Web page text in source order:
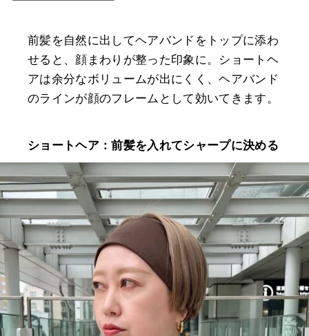
前髪を自然に出してヘアバンドをトップに添わ
せると、顔まわりが整った印象に。ショートヘ
アは余分なボリュームが出にくく、ヘアバンド
のラインが顔のフレームとして効いてきます。
ショートヘア：前髪を入れてシャープに決める